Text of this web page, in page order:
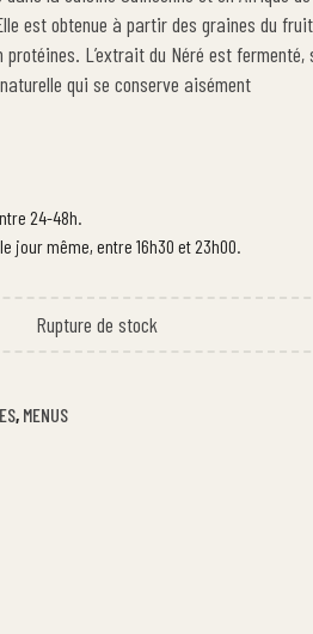
est obtenue à partir des graines du
L’extrait du Néré est fermenté,
qui se conserve aisément
24-48h.
jour même, entre 16h30 et 23h00.
Rupture de stock
, MENUS